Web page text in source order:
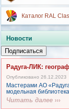
Каталог RAL
Новости
Подписаться
Радуга-ЛИК:
Опубликовано 26.12.2023
Мастерами АО
модельная
Читать далее ›››